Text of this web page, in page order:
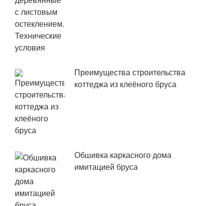
Преимущества строительства
коттеджа из клеёного бруса
Обшивка каркасного дома
имитацией бруса